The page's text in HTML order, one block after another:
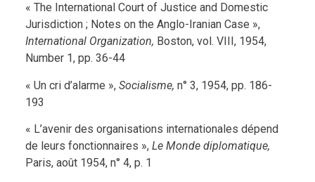
« The International Court of Justice and Domestic
Jurisdiction ; Notes on the Anglo-Iranian Case »,
International Organization, Boston, vol. VIII, 1954,
Number 1, pp. 36-44
« Un cri d’alarme », Socialisme, n° 3, 1954, pp. 186-
193
« L’avenir des organisations internationales dépend
de leurs fonctionnaires », Le Monde diplomatique,
Paris, août 1954, n° 4, p. 1